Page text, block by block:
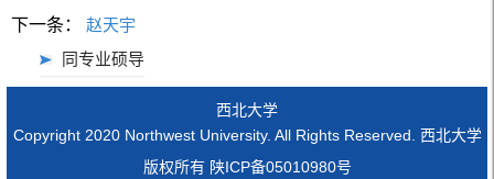
下一条：
赵天宇
同专业硕导
西北大学
Copyright 2020 Northwest University. All Rights Reserved. 西北大学
版权所有 陕ICP备05010980号